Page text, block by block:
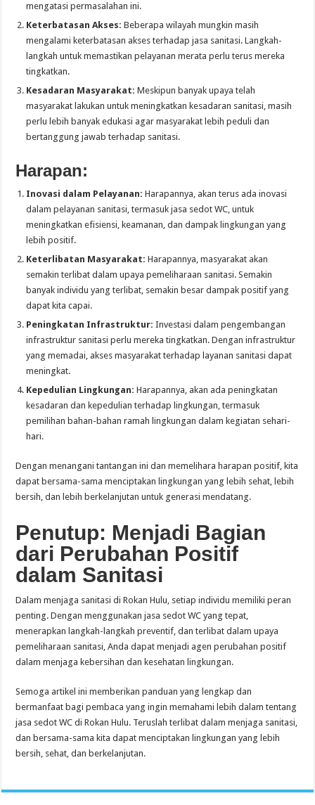
mengatasi permasalahan ini.
Keterbatasan Akses: Beberapa wilayah mungkin masih
mengalami keterbatasan akses terhadap jasa sanitasi. Langkah-
langkah untuk memastikan pelayanan merata perlu terus mereka
tingkatkan.
Kesadaran Masyarakat: Meskipun banyak upaya telah
masyarakat lakukan untuk meningkatkan kesadaran sanitasi, masih
perlu lebih banyak edukasi agar masyarakat lebih peduli dan
bertanggung jawab terhadap sanitasi.
Harapan:
Inovasi dalam Pelayanan: Harapannya, akan terus ada inovasi
dalam pelayanan sanitasi, termasuk jasa sedot WC, untuk
meningkatkan efisiensi, keamanan, dan dampak lingkungan yang
lebih positif.
Keterlibatan Masyarakat: Harapannya, masyarakat akan
semakin terlibat dalam upaya pemeliharaan sanitasi. Semakin
banyak individu yang terlibat, semakin besar dampak positif yang
dapat kita capai.
Peningkatan Infrastruktur: Investasi dalam pengembangan
infrastruktur sanitasi perlu mereka tingkatkan. Dengan infrastruktur
yang memadai, akses masyarakat terhadap layanan sanitasi dapat
meningkat.
Kepedulian Lingkungan: Harapannya, akan ada peningkatan
kesadaran dan kepedulian terhadap lingkungan, termasuk
pemilihan bahan-bahan ramah lingkungan dalam kegiatan sehari-
hari.
Dengan menangani tantangan ini dan memelihara harapan positif, kita
dapat bersama-sama menciptakan lingkungan yang lebih sehat, lebih
bersih, dan lebih berkelanjutan untuk generasi mendatang.
Penutup: Menjadi Bagian
dari Perubahan Positif
dalam Sanitasi
Dalam menjaga sanitasi di Rokan Hulu, setiap individu memiliki peran
penting. Dengan menggunakan jasa sedot WC yang tepat,
menerapkan langkah-langkah preventif, dan terlibat dalam upaya
pemeliharaan sanitasi, Anda dapat menjadi agen perubahan positif
dalam menjaga kebersihan dan kesehatan lingkungan.
Semoga artikel ini memberikan panduan yang lengkap dan
bermanfaat bagi pembaca yang ingin memahami lebih dalam tentang
jasa sedot WC di Rokan Hulu. Teruslah terlibat dalam menjaga sanitasi,
dan bersama-sama kita dapat menciptakan lingkungan yang lebih
bersih, sehat, dan berkelanjutan.